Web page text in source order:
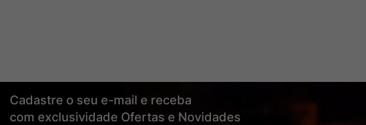
Cadastre o seu e-mail e receba
com exclusividade Ofertas e Novidades